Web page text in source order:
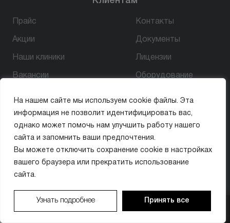
На нашем сайте мы используем cookie файлы. Эта
информация не позволит идентифицировать вас,
однако может помочь нам улучшить работу нашего
сайта и запомнить ваши предпочтения.
Вы можете отключить сохранение cookie в настройках
вашего браузера или прекратить использование
сайта.
Узнать подробнее Принять все
Прайс
Акции
Наши клиники
Вакансии
Лазерная эпиляция
для мужчин
Лазерная эпиляция
для женщин
Контакты
Документы
Лицензии
Оборудование
+7 (800) 301 17 54 info@missis-laser.ru